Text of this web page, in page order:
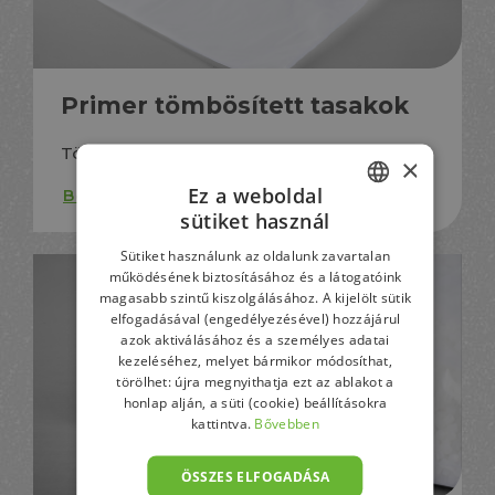
Primer tömbösített tasakok
Tömbös formátum, akasztólyukakkal
Bővebben
GERMAN
ENGLISH
×
Ez a weboldal
sütiket használ
Sütiket használunk az oldalunk zavartalan
működésének biztosításához és a látogatóink
magasabb szintű kiszolgálásához. A kijelölt sütik
elfogadásával (engedélyezésével) hozzájárul
azok aktiválásához és a személyes adatai
kezeléséhez, melyet bármikor módosíthat,
törölhet: újra megnyithatja ezt az ablakot a
honlap alján, a süti (cookie) beállításokra
kattintva. Bővebben
ÖSSZES ELFOGADÁSA